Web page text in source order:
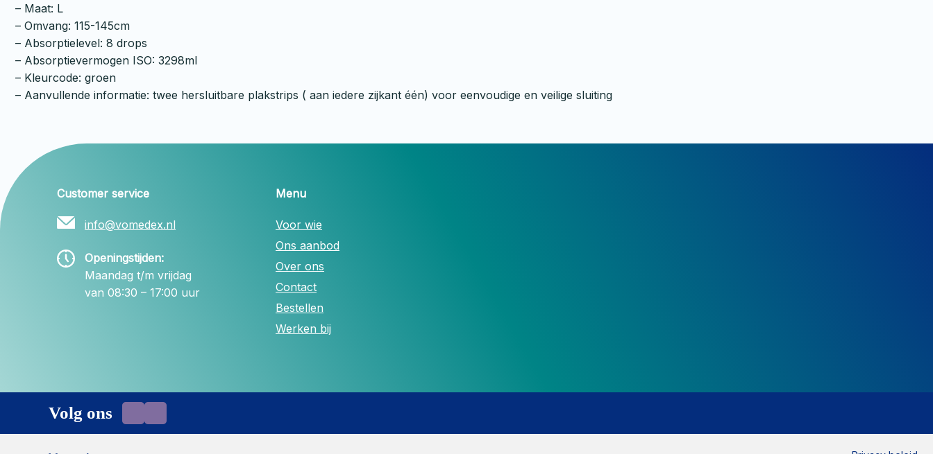
– Maat: L
– Omvang: 115-145cm
– Absorptielevel: 8 drops
– Absorptievermogen ISO: 3298ml
– Kleurcode: groen
– Aanvullende informatie: twee hersluitbare plakstrips ( aan iedere zijkant één) voor eenvoudige en veilige sluiting
Customer service
info@vomedex.nl
Openingstijden:
Maandag t/m vrijdag
van 08:30 – 17:00 uur
Menu
Voor wie
Ons aanbod
Over ons
Contact
Bestellen
Werken bij
Volg ons